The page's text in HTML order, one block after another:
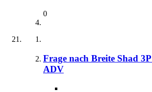
0
Frage nach Breite Shad
ADV